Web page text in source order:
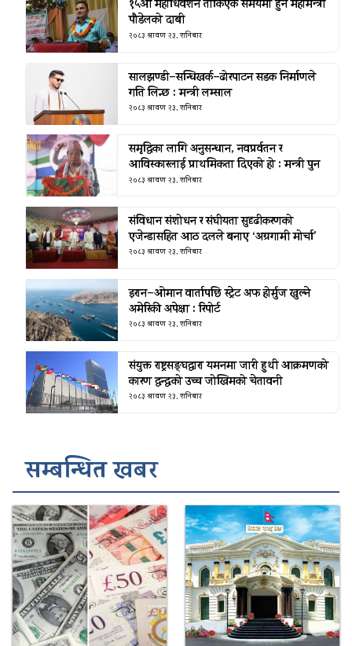
१५औँ महाधिवेशन तोकिएकै समयमा हुने महामन्त्री
पौडेलको दाबी
२०८३ श्रावण २३, शनिबार
सालझण्डी–सन्धिखर्क–ढोरपाटन सडक निर्माणले
गति लिन्छ : मन्त्री लम्साल
२०८३ श्रावण २३, शनिबार
समृद्धिका लागि अनुसन्धान, नवप्रर्वतन र
आविस्कारलाई प्राथमिकता दिएको हो : मन्त्री पुन
२०८३ श्रावण २३, शनिबार
संविधान संशोधन र संघीयता सुदृढीकरणको
एजेन्डासहित आठ दलले बनाए ‘अग्रगामी मोर्चा’
२०८३ श्रावण २३, शनिबार
इरान–ओमान वार्तापछि स्ट्रेट अफ होर्मुज खुल्ने
अमेरिकी अपेक्षा : रिपोर्ट
२०८३ श्रावण २३, शनिबार
संयुक्त राष्ट्रसङ्घद्वारा यमनमा जारी हुथी आक्रमणको
कारण द्वन्द्वको उच्च जोखिमको चेतावनी
२०८३ श्रावण २३, शनिबार
सम्बन्धित खबर